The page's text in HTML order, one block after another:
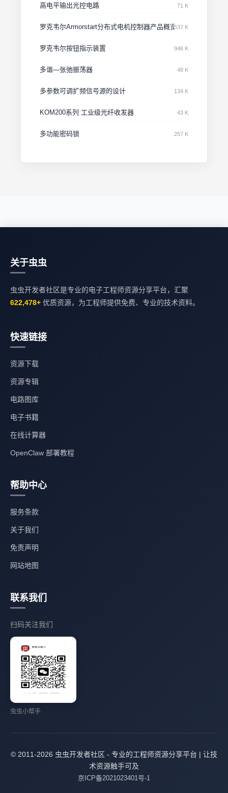
高电平输出光控电路 71 K
罗克韦尔Armorstart分布式电机控制器产品概览537 K
罗克韦尔按钮指示装置 946 K
多谐—张弛振荡器 48 K
多参数可调扩频信号源的设计 134 K
KOM200系列 工业级光纤收发器 43 K
多功能密码锁 257 K
关于虫虫
虫虫开发者社区是专业的电子工程师资源分享平台，汇聚
622,478+ 优质资源，为工程师提供免费、专业的技术资料。
快速链接
资源下载
资源专辑
电路图库
电子书籍
在线计算器
OpenClaw 部署教程
帮助中心
服务条款
关于我们
免责声明
网站地图
联系我们
扫码关注我们
虫虫小帮手
© 2011-2026 虫虫开发者社区 - 专业的工程师资源分享平台 | 让技
术资源触手可及
京ICP备2021023401号-1